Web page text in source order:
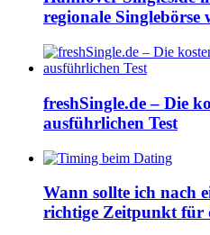
regionale Singlebörse
freshSingle.de – Die
ausführlichen Test
Wann sollte ich nach
richtige Zeitpunkt für